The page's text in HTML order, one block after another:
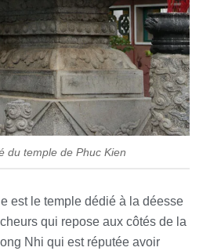
du temple de Phuc Kien
est le temple dédié à la déesse
qui repose aux côtés de la
Nhi qui est réputée avoir